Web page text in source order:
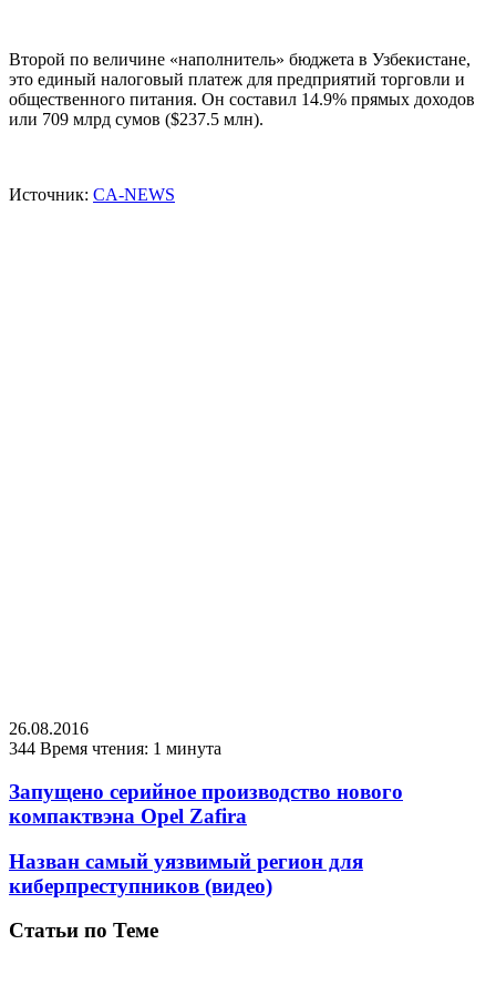
Второй по величине «наполнитель» бюджета в Узбекистане,
это единый налоговый платеж для предприятий торговли и
общественного питания. Он составил 14.9% прямых доходов
или 709 млрд сумов ($237.5 млн).
Источник: CA-NEWS
26.08.2016
344 Время чтения: 1 минута
Запущено серийное производство нового
компактвэна Opel Zafira
Назван самый уязвимый регион для
киберпреступников (видео)
Статьи по Теме